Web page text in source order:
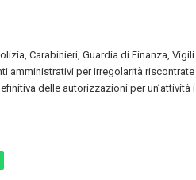
Carabinieri, Guardia di Finanza, Vigili
amministrativi per irregolarità riscontrate
delle autorizzazioni per un’attività i